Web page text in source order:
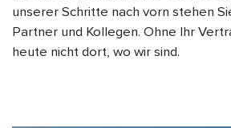
unserer Schritte nach vorn stehen
Partner und Kollegen. Ohne Ihr
heute nicht dort, wo wir sind.